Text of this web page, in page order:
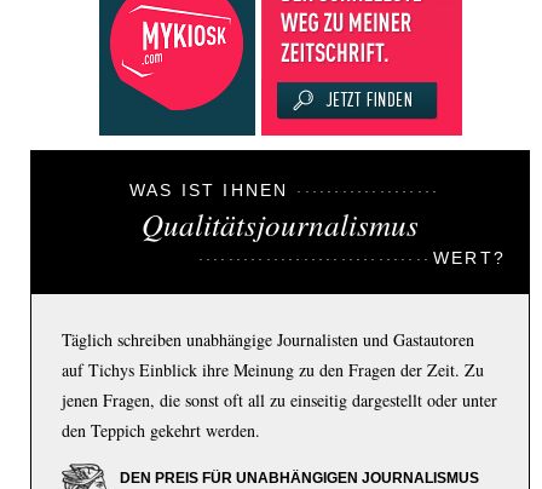
WAS IST IHNEN
Qualitätsjournalismus
WERT?
Täglich schreiben unabhängige Journalisten und Gastautoren
auf Tichys Einblick ihre Meinung zu den Fragen der Zeit. Zu
jenen Fragen, die sonst oft all zu einseitig dargestellt oder unter
den Teppich gekehrt werden.
DEN PREIS FÜR UNABHÄNGIGEN JOURNALISMUS